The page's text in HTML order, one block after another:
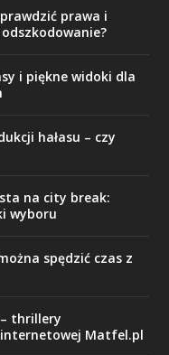
prawa i
i piękne widoki dla
hałasu – czy
na city break:
wyboru
spędzić czas z
thrillery
Matfel.pl